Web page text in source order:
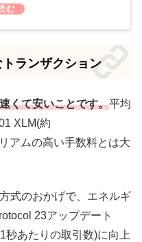
ランザクション
くて安いことです。平均
XLM(約
アムの高い手数料とは大
式のおかげで、エネルギ
23アップデート
秒あたりの取引数)に向上